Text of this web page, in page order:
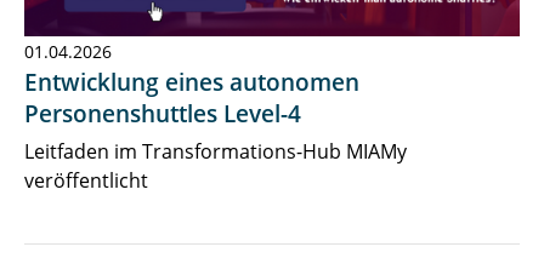
01.04.2026
Entwicklung eines autonomen
Personenshuttles Level-4
Leitfaden im Transformations-Hub MIAMy
veröffentlicht